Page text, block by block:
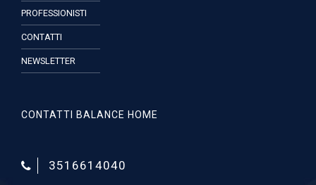
PROFESSIONISTI
CONTATTI
NEWSLETTER
CONTATTI BALANCE HOME
3516614040